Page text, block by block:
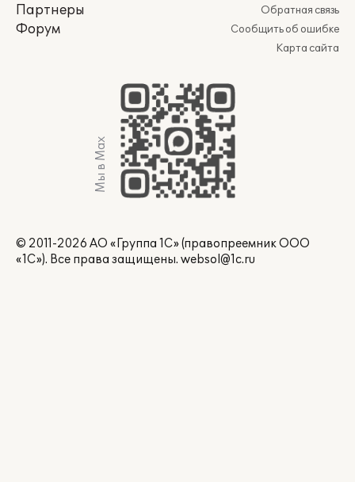
Партнеры
Форум
Обратная связь
Сообщить об ошибке
Карта сайта
Мы в Max
© 2011-2026 АО «Группа 1С» (правопреемник ООО
«1С»). Все права защищены. websol@1c.ru